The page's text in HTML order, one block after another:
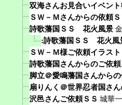
双海さんお見合いイベン
ＳＷ－Ｍさんからの依頼Ｓ
詩歌藩国ＳＳ 花火風景
:詩歌藩国ＳＳ 花火風
ＳＷ－Ｍ様ご依頼イラスト
詩歌藩国さんからのご依頼
脚立＠愛鳴藩国さんから
扇りんく＠世界忍者国さ
沢邑さんご依頼ＳＳ 城華